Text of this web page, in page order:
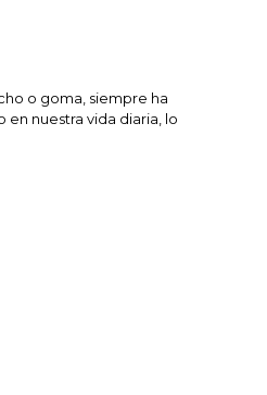
o goma, siempre ha
nuestra vida diaria, lo